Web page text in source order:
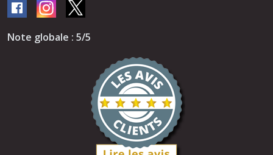
Note globale : 5/5